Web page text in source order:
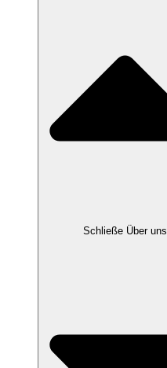
Schließe Über uns